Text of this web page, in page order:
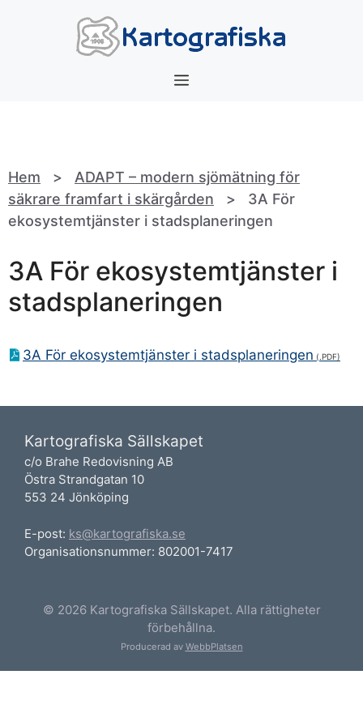
Meny
Hem > ADAPT – modern sjömätning för
säkrare framfart i skärgården > 3A För
ekosystemtjänster i stadsplaneringen
3A För ekosystemtjänster i
stadsplaneringen
3A För ekosystemtjänster i stadsplaneringen
Kartografiska Sällskapet
c/o Brahe Redovisning AB
Östra Strandgatan 10
553 24 Jönköping
E-post: ks@kartografiska.se
Organisationsnummer: 802001-7417
© 2026 Kartografiska Sällskapet. Alla rättigheter
förbehållna.
Producerad av WebbPlatsen